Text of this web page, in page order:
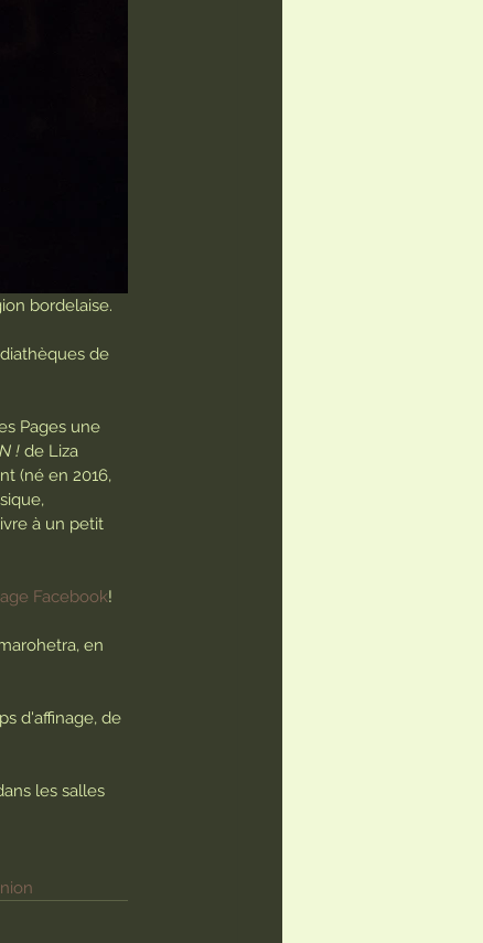
bordelaise.
de
Pages une
! de Liza
(né en 2016,
à un petit
Facebook!
en
d'affinage, de
les salles